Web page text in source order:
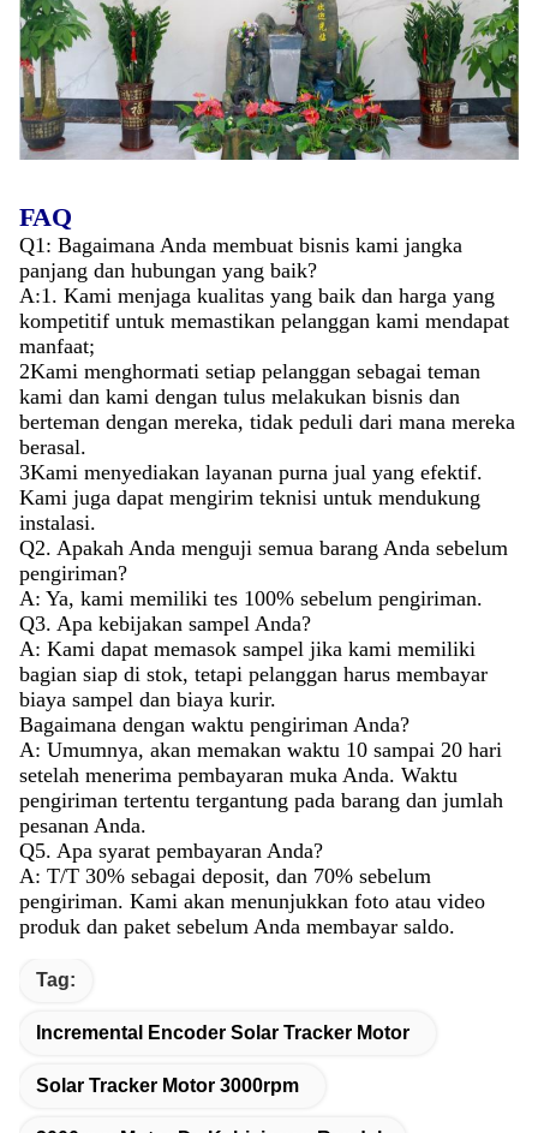
FAQ
Q1: Bagaimana Anda membuat bisnis kami jangka
panjang dan hubungan yang baik?
A:1. Kami menjaga kualitas yang baik dan harga yang
kompetitif untuk memastikan pelanggan kami mendapat
manfaat;
2Kami menghormati setiap pelanggan sebagai teman
kami dan kami dengan tulus melakukan bisnis dan
berteman dengan mereka, tidak peduli dari mana mereka
berasal.
3Kami menyediakan layanan purna jual yang efektif.
Kami juga dapat mengirim teknisi untuk mendukung
instalasi.
Q2. Apakah Anda menguji semua barang Anda sebelum
pengiriman?
A: Ya, kami memiliki tes 100% sebelum pengiriman.
Q3. Apa kebijakan sampel Anda?
A: Kami dapat memasok sampel jika kami memiliki
bagian siap di stok, tetapi pelanggan harus membayar
biaya sampel dan biaya kurir.
Bagaimana dengan waktu pengiriman Anda?
A: Umumnya, akan memakan waktu 10 sampai 20 hari
setelah menerima pembayaran muka Anda. Waktu
pengiriman tertentu tergantung pada barang dan jumlah
pesanan Anda.
Q5. Apa syarat pembayaran Anda?
A: T/T 30% sebagai deposit, dan 70% sebelum
pengiriman. Kami akan menunjukkan foto atau video
produk dan paket sebelum Anda membayar saldo.
Tag:
Incremental Encoder Solar Tracker Motor
Solar Tracker Motor 3000rpm